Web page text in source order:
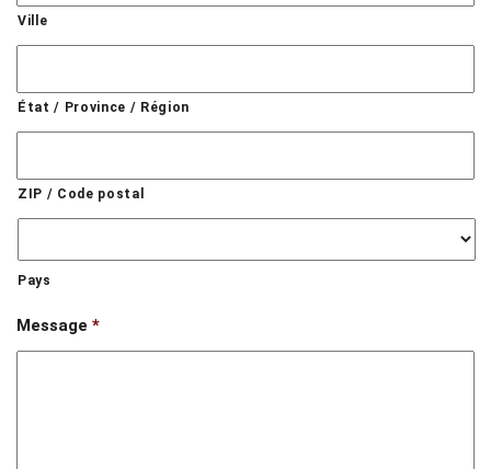
Ville
État / Province / Région
ZIP / Code postal
Pays
Message *